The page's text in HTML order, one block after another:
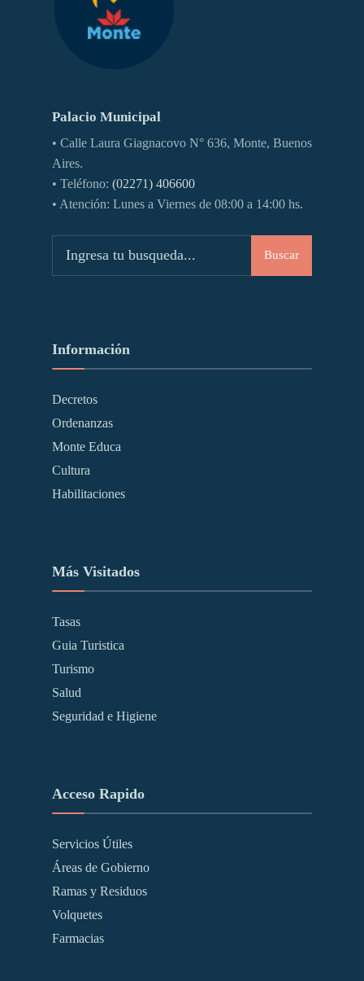
Palacio Municipal
• Calle Laura Giagnacovo N° 636, Monte, Buenos
Aires.
• Teléfono: (02271) 406600
• Atención: Lunes a Viernes de 08:00 a 14:00 hs.
Buscar
Información
Decretos
Ordenanzas
Monte Educa
Cultura
Habilitaciones
Más Visitados
Tasas
Guia Turistica
Turismo
Salud
Seguridad e Higiene
Acceso Rapido
Servicios Útiles
Áreas de Gobierno
Ramas y Residuos
Volquetes
Farmacias